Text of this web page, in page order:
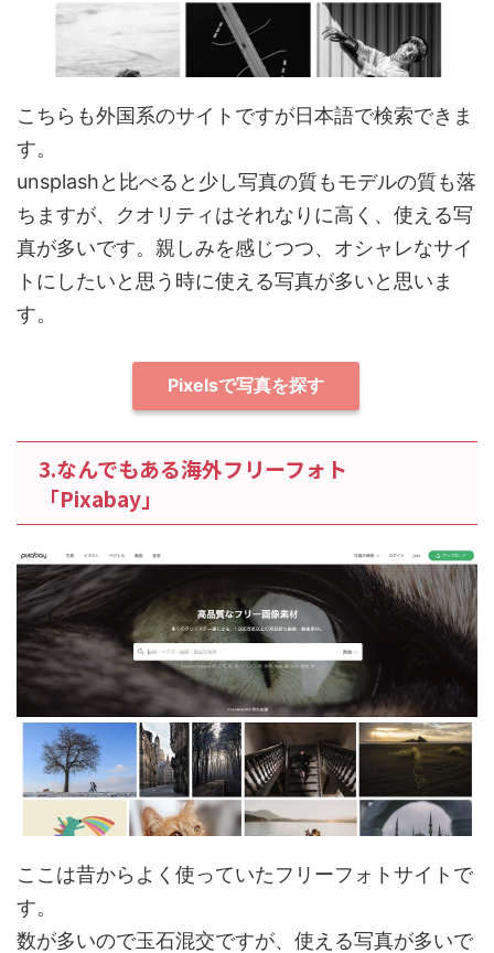
こちらも外国系のサイトですが日本語で検索できま
す。
unsplashと比べると少し写真の質もモデルの質も落
ちますが、クオリティはそれなりに高く、使える写
真が多いです。親しみを感じつつ、オシャレなサイ
トにしたいと思う時に使える写真が多いと思いま
す。
Pixelsで写真を探す
3.なんでもある海外フリーフォト
「Pixabay」
ここは昔からよく使っていたフリーフォトサイトで
す。
数が多いので玉石混交ですが、使える写真が多いで